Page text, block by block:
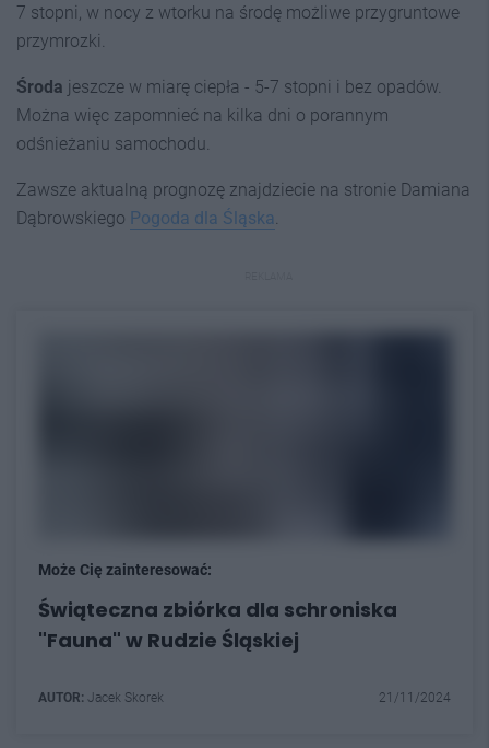
7 stopni, w nocy z wtorku na środę możliwe przygruntowe
przymrozki.
Środa jeszcze w miarę ciepła - 5-7 stopni i bez opadów.
Można więc zapomnieć na kilka dni o porannym
odśnieżaniu samochodu.
Zawsze aktualną prognozę znajdziecie na stronie Damiana
Dąbrowskiego Pogoda dla Śląska
Może Cię zainteresować:
Świąteczna zbiórka dla schroniska
"Fauna" w Rudzie Śląskiej
AUTOR: Jacek Skorek 21/11/2024